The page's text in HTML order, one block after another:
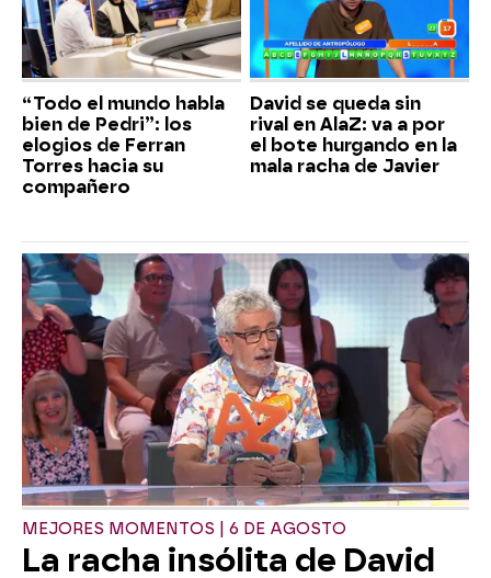
“Todo el mundo habla
bien de Pedri”: los
elogios de Ferran
Torres hacia su
compañero
David se queda sin
rival en AlaZ: va a por
el bote hurgando en la
mala racha de Javier
MEJORES MOMENTOS | 6 DE AGOSTO
La racha insólita de David